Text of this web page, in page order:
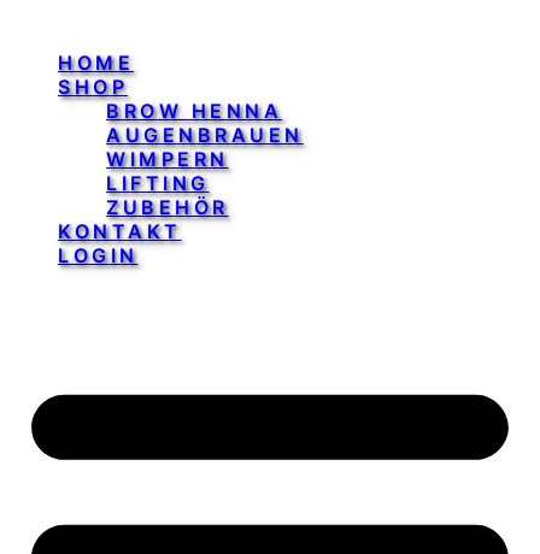
HOME
SHOP
BROW HENNA
AUGENBRAUEN
WIMPERN
LIFTING
ZUBEHÖR
KONTAKT
LOGIN